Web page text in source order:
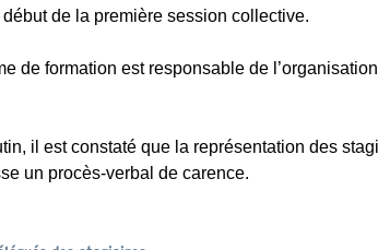
de la première session collective.
de formation est responsable de
il est constaté que la représentation des
un procès-verbal de carence.